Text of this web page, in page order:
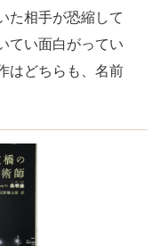
た相手が恐縮して
てい面白がってい
はどちらも、名前